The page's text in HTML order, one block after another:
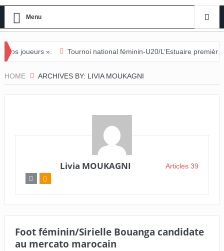
Menu
Tournoi national féminin-U20/L’Estuaire première équipe qualifiée
HOME ARCHIVES BY: LIVIA MOUKAGNI
Livia MOUKAGNI Articles 39
Foot féminin/Sirielle Bouanga candidate
au mercato marocain